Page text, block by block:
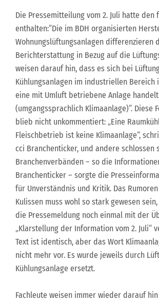
Die Pressemitteilung vom 2. Juli hatte den
enthalten:“Die im BDH organisierten
Wohnungslüftungsanlagen differenzieren
Berichterstattung in Bezug auf die
weisen darauf hin, dass es sich bei
Kühlungsanlagen im industriellen Bereich
eine mit Umluft betriebene Anlage handelt
(umgangssprachlich Klimaanlage)“. Diese
blieb nicht unkommentiert: „Eine
Fleischbetrieb ist keine Klimaanlage“,
cci Branchenticker, und andere schlossen
Branchenverbänden – so die
Branchenticker – sorgte die
für Unverständnis und Kritik. Das
Kulissen muss wohl so stark gewesen
die Pressemeldung noch einmal mit der
„Klarstellung der Information vom 2. Juli“
Text ist identisch, aber das Wort
nicht mehr vor. Es wurde jeweils durch
Kühlungsanlage ersetzt.
Fachleute weisen immer wieder darauf